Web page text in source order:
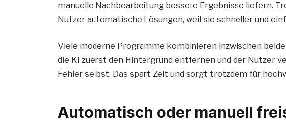
manuelle Nachbearbeitung bessere Ergebnisse liefern.
Nutzer automatische Lösungen, weil sie schneller und
Viele moderne Programme kombinieren inzwischen
die KI zuerst den Hintergrund entfernen und der Nutzer
Fehler selbst. Das spart Zeit und sorgt trotzdem für
Automatisch oder manuell